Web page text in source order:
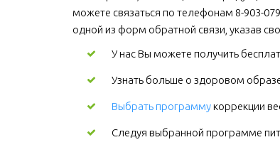
можете связаться по телефонам 8-903-
одной из форм обратной связи, указав
У нас Вы можете получить
Узнать больше о здоровом
Выбрать программукоррекции
Следуя выбранной программе